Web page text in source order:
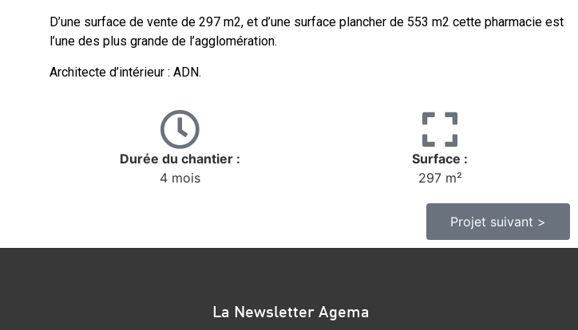
D’une surface de vente de 297 m2, et d’une surface plancher de 553 m2 cette pharmacie est
l’une des plus grande de l’agglomération.
Architecte d’intérieur : ADN.
Durée du chantier :
4 mois
Surface :
297 m²
Projet suivant >
La Newsletter Agema